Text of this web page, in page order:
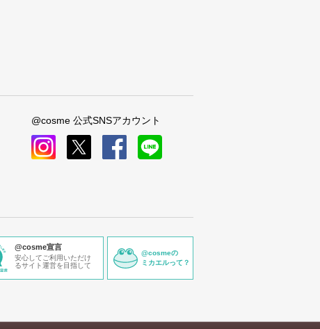
@cosme 公式SNSアカウント
@cosme宣言
安心してご利用いただけ
るサイト運営を目指して
@cosmeの
ミカエルって？